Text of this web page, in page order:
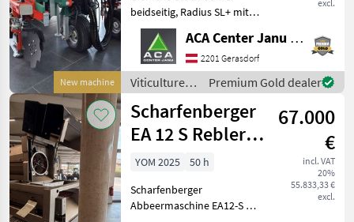
New machine
excl.
beidseitig, Radius SL+ mit
Zinkenkreisel, SB 2
Geräteträger, Aushub
hydraulisch Links und
Rechts, Arbeitsbreite 2400 -
3400 mm, inkl. Ventilblock
ACA Center Janu GmbH
2201 Gerasdorf
Viticulture
equipment /
Clemens
Premium Gold dealer
Scharfenberger
EA 12 S Rebler +
Rollensortierer
67.000
€
incl. VAT
20%
55.833,33 €
excl.
YOM 2025
50 h
Scharfenberger
Abbeermaschine EA12-S mit